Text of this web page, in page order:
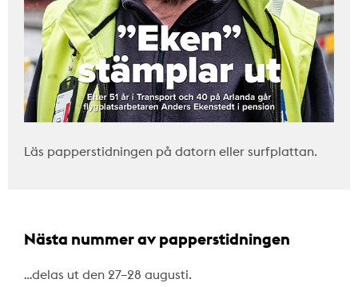
Läs papperstidningen på datorn eller surfplattan.
Nästa nummer av papperstidningen
…delas ut den 27–28 augusti.